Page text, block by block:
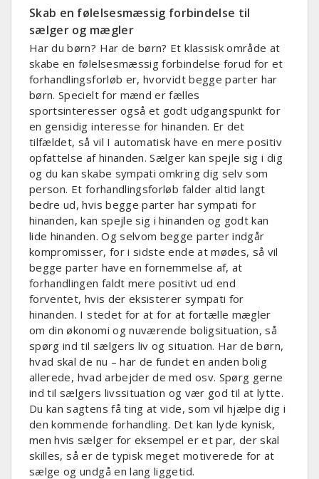
Skab en følelsesmæssig forbindelse til
sælger og mægler
Har du børn? Har de børn? Et klassisk område at
skabe en følelsesmæssig forbindelse forud for et
forhandlingsforløb er, hvorvidt begge parter har
børn. Specielt for mænd er fælles
sportsinteresser også et godt udgangspunkt for
en gensidig interesse for hinanden. Er det
tilfældet, så vil I automatisk have en mere positiv
opfattelse af hinanden. Sælger kan spejle sig i dig
og du kan skabe sympati omkring dig selv som
person. Et forhandlingsforløb falder altid langt
bedre ud, hvis begge parter har sympati for
hinanden, kan spejle sig i hinanden og godt kan
lide hinanden. Og selvom begge parter indgår
kompromisser, for i sidste ende at mødes, så vil
begge parter have en fornemmelse af, at
forhandlingen faldt mere positivt ud end
forventet, hvis der eksisterer sympati for
hinanden. I stedet for at for at fortælle mægler
om din økonomi og nuværende boligsituation, så
spørg ind til sælgers liv og situation. Har de børn,
hvad skal de nu – har de fundet en anden bolig
allerede, hvad arbejder de med osv. Spørg gerne
ind til sælgers livssituation og vær god til at lytte.
Du kan sagtens få ting at vide, som vil hjælpe dig i
den kommende forhandling. Det kan lyde kynisk,
men hvis sælger for eksempel er et par, der skal
skilles, så er de typisk meget motiverede for at
sælge og undgå en lang liggetid.